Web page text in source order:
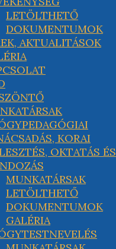
LETÖLTHETŐ
DOKUMENTUMOK
AKTUALITÁSOK
KORAI
OKTATÁS ÉS
MUNKATÁRSAK
LETÖLTHETŐ
DOKUMENTUMOK
GALÉRIA